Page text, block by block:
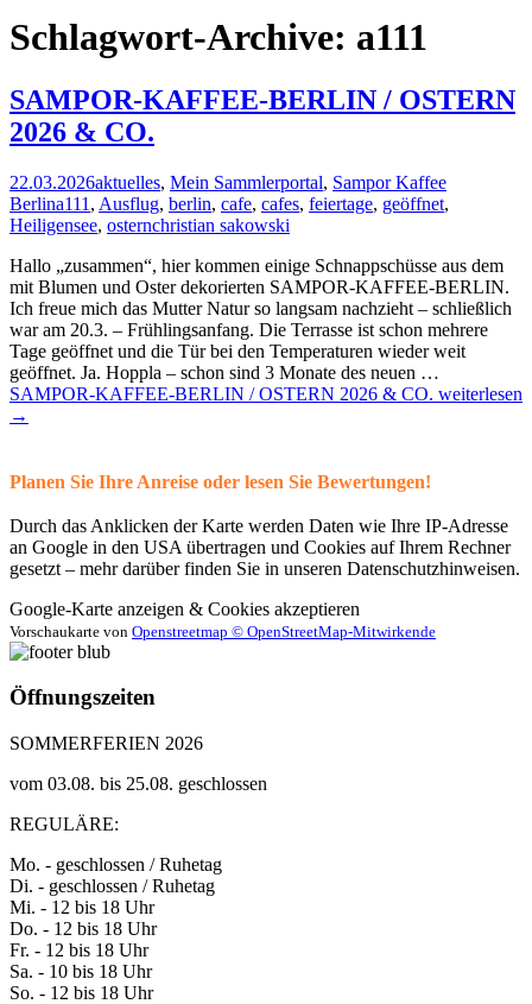
Schlagwort-Archive: a111
SAMPOR-KAFFEE-BERLIN / OSTERN
2026 & CO.
22.03.2026aktuelles, Mein Sammlerportal, Sampor Kaffee
Berlina111 , Ausflug, berlin, cafe, cafes, feiertage, geöffnet,
Heiligensee, osternchristian sakowski
Hallo „zusammen“, hier kommen einige Schnappschüsse aus dem
mit Blumen und Oster dekorierten SAMPOR-KAFFEE-BERLIN.
Ich freue mich das Mutter Natur so langsam nachzieht – schließlich
war am 20.3. – Frühlingsanfang. Die Terrasse ist schon mehrere
Tage geöffnet und die Tür bei den Temperaturen wieder weit
geöffnet. Ja. Hoppla – schon sind 3 Monate des neuen …
SAMPOR-KAFFEE-BERLIN / OSTERN 2026 & CO. weiterlesen
→
Planen Sie Ihre Anreise oder lesen Sie Bewertungen!
Durch das Anklicken der Karte werden Daten wie Ihre IP-Adresse
an Google in den USA übertragen und Cookies auf Ihrem Rechner
gesetzt – mehr darüber finden Sie in unseren Datenschutzhinweisen.
Google-Karte anzeigen & Cookies akzeptieren
Vorschaukarte von Openstreetmap © OpenStreetMap-Mitwirkende
Öffnungszeiten
SOMMERFERIEN 2026
vom 03.08. bis 25.08. geschlossen
REGULÄRE:
Mo. - geschlossen / Ruhetag
Di. - geschlossen / Ruhetag
Mi. - 12 bis 18 Uhr
Do. - 12 bis 18 Uhr
Fr. - 12 bis 18 Uhr
Sa. - 10 bis 18 Uhr
So. - 12 bis 18 Uhr